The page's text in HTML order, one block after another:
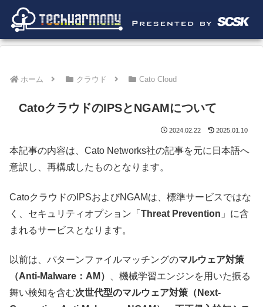
ホーム クラウド Cato Cloud
CatoクラウドのIPSとNGAMについて
2024.02.22 2025.01.10
本記事の内容は、Cato Networks社の記事を元に日本語へ
意訳し、再構成したものとなります。
CatoクラウドのIPSおよびNGAMは、標準サービスではな
く、セキュリティオプション「 Threat Prevention 」に含
まれるサービスとなります。
以前は、パターンファイルマッチングのマルウェア対策
（Anti-Malware：AM）
、機械学習エンジンを用いた振る
舞い検知を含む次世代型のマルウェア対策（Next-